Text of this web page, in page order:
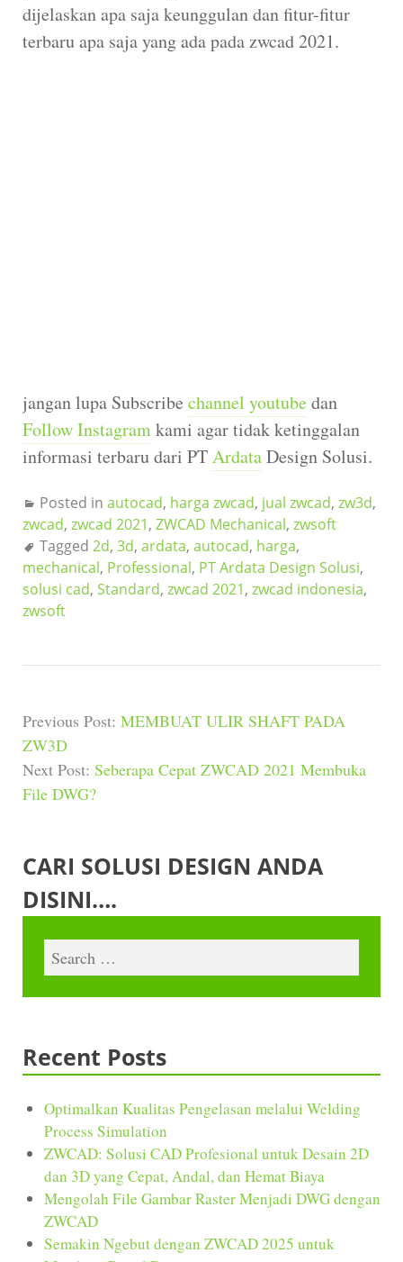
dijelaskan apa saja keunggulan dan fitur-fitur
terbaru apa saja yang ada pada zwcad 2021.
jangan lupa Subscribe channel youtubedan
Follow Instagramkami agar tidak ketinggalan
informasi terbaru dari PTArdataDesign Solusi.
Posted in autocad, harga zwcad, jual zwcad, zw3d,
zwcad, zwcad 2021, ZWCAD Mechanical, zwsoft
Tagged 2d, 3d, ardata, autocad, harga,
mechanical, Professional, PT Ardata Design Solusi,
solusi cad, Standard, zwcad 2021, zwcad indonesia,
zwsoft
Previous Post: MEMBUAT ULIR SHAFT PADA
ZW3D
Next Post: Seberapa Cepat ZWCAD 2021 Membuka
File DWG?
CARI SOLUSI DESIGN ANDA
DISINI….
Recent Posts
Optimalkan Kualitas Pengelasan melalui Welding
Process Simulation
ZWCAD: Solusi CAD Profesional untuk Desain 2D
dan 3D yang Cepat, Andal, dan Hemat Biaya
Mengolah File Gambar Raster Menjadi DWG dengan
ZWCAD
Semakin Ngebut dengan ZWCAD 2025 untuk